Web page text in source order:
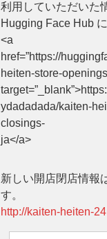
利用していただいた
Hugging Face Hub
<a
href=”https://
heiten-store-
ydadadada/kaiten-
closings-
ja</a>
新しい開店閉店情報
す。
http://kaiten-heiten-